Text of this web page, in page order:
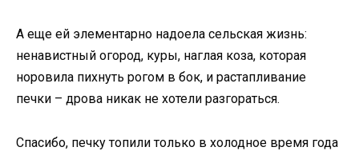
А еще ей элементарно надоела сельская жизнь:
ненавистный огород, куры, наглая коза, которая
норовила пихнуть рогом в бок, и растапливание
печки – дрова никак не хотели разгораться.
Спасибо, печку топили только в холодное время года